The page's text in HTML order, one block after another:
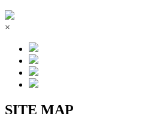
×
SITE MAP